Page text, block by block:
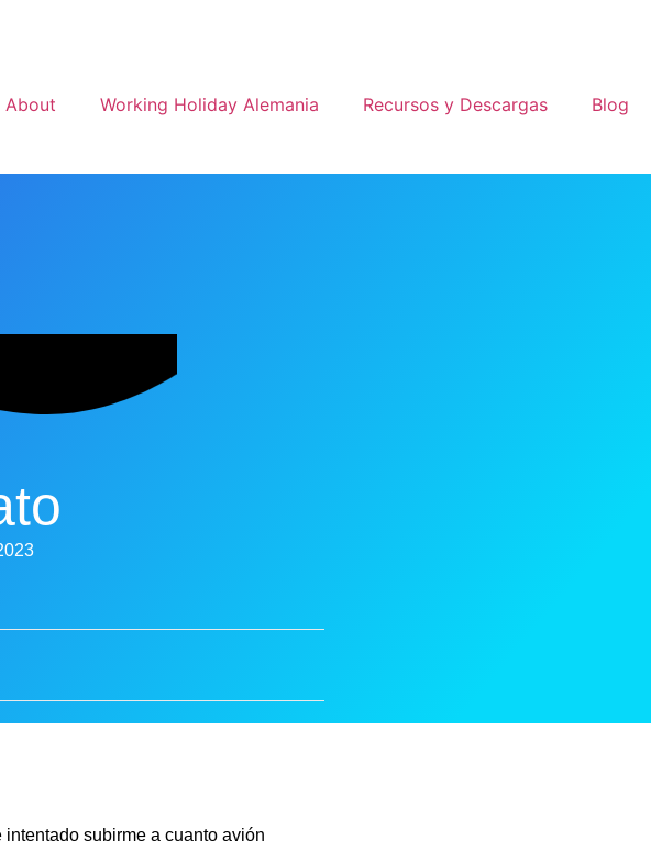
About Working Holiday Alemania Recursos y Descargas Blog
subirme a cuanto avión